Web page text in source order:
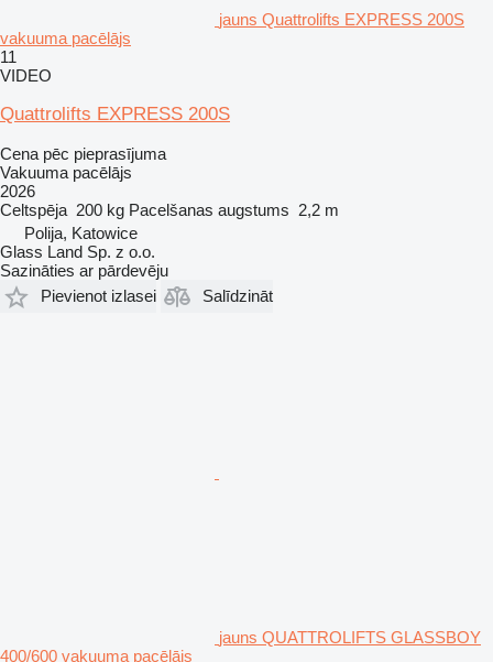
jauns Quattrolifts EXPRESS 200S
vakuuma pacēlājs
11
VIDEO
Quattrolifts EXPRESS 200S
Cena pēc pieprasījuma
Vakuuma pacēlājs
2026
Celtspēja 200 kg Pacelšanas augstums 2,2 m
Polija, Katowice
Glass Land Sp. z o.o.
Sazināties ar pārdevēju
Pievienot izlasei
Salīdzināt
jauns QUATTROLIFTS GLASSBOY
400/600 vakuuma pacēlājs